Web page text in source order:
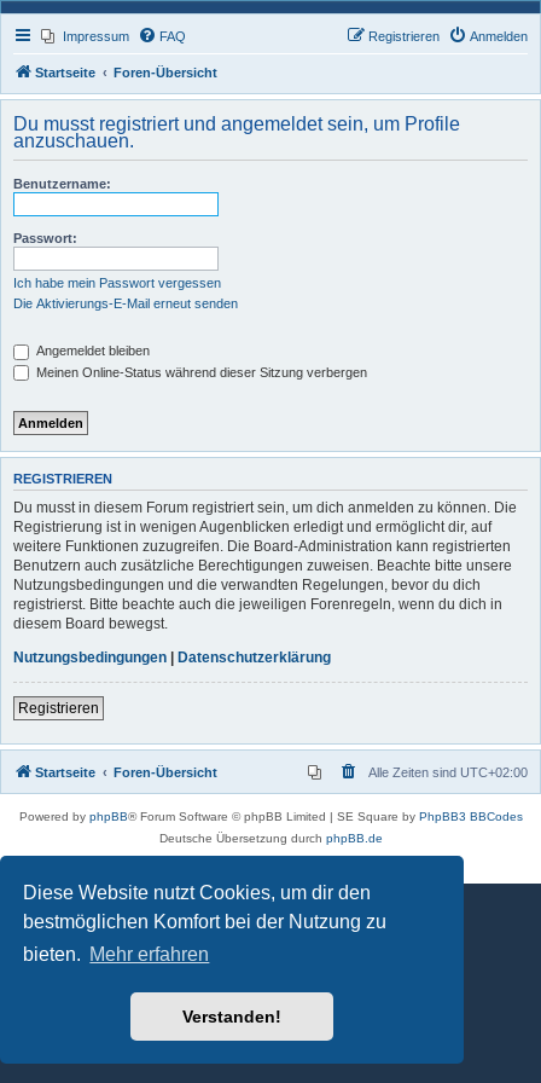
Diese Website nutzt Cookies, um dir den
bestmöglichen Komfort bei der Nutzung zu
bieten. Mehr erfahren
Verstanden!
Impressum FAQ Anmelden
Registrieren
Startseite Foren-Übersicht
Du musst registriert und angemeldet sein, um Profile
anzuschauen.
Benutzername:
Passwort:
Ich habe mein Passwort vergessen
Die Aktivierungs-E-Mail erneut senden
Angemeldet bleiben
Meinen Online-Status während dieser Sitzung verbergen
REGISTRIEREN
Du musst in diesem Forum registriert sein, um dich anmelden zu können. Die
Registrierung ist in wenigen Augenblicken erledigt und ermöglicht dir, auf
weitere Funktionen zuzugreifen. Die Board-Administration kann registrierten
Benutzern auch zusätzliche Berechtigungen zuweisen. Beachte bitte unsere
Nutzungsbedingungen und die verwandten Regelungen, bevor du dich
registrierst. Bitte beachte auch die jeweiligen Forenregeln, wenn du dich in
diesem Board bewegst.
Nutzungsbedingungen | Datenschutzerklärung
Registrieren
Startseite Foren-Übersicht Alle Zeiten sind UTC+02:00
Powered by phpBB® Forum Software © phpBB Limited | SE Square by PhpBB3 BBCodes
Deutsche Übersetzung durch phpBB.de
Datenschutz|Nutzungsbedingungen